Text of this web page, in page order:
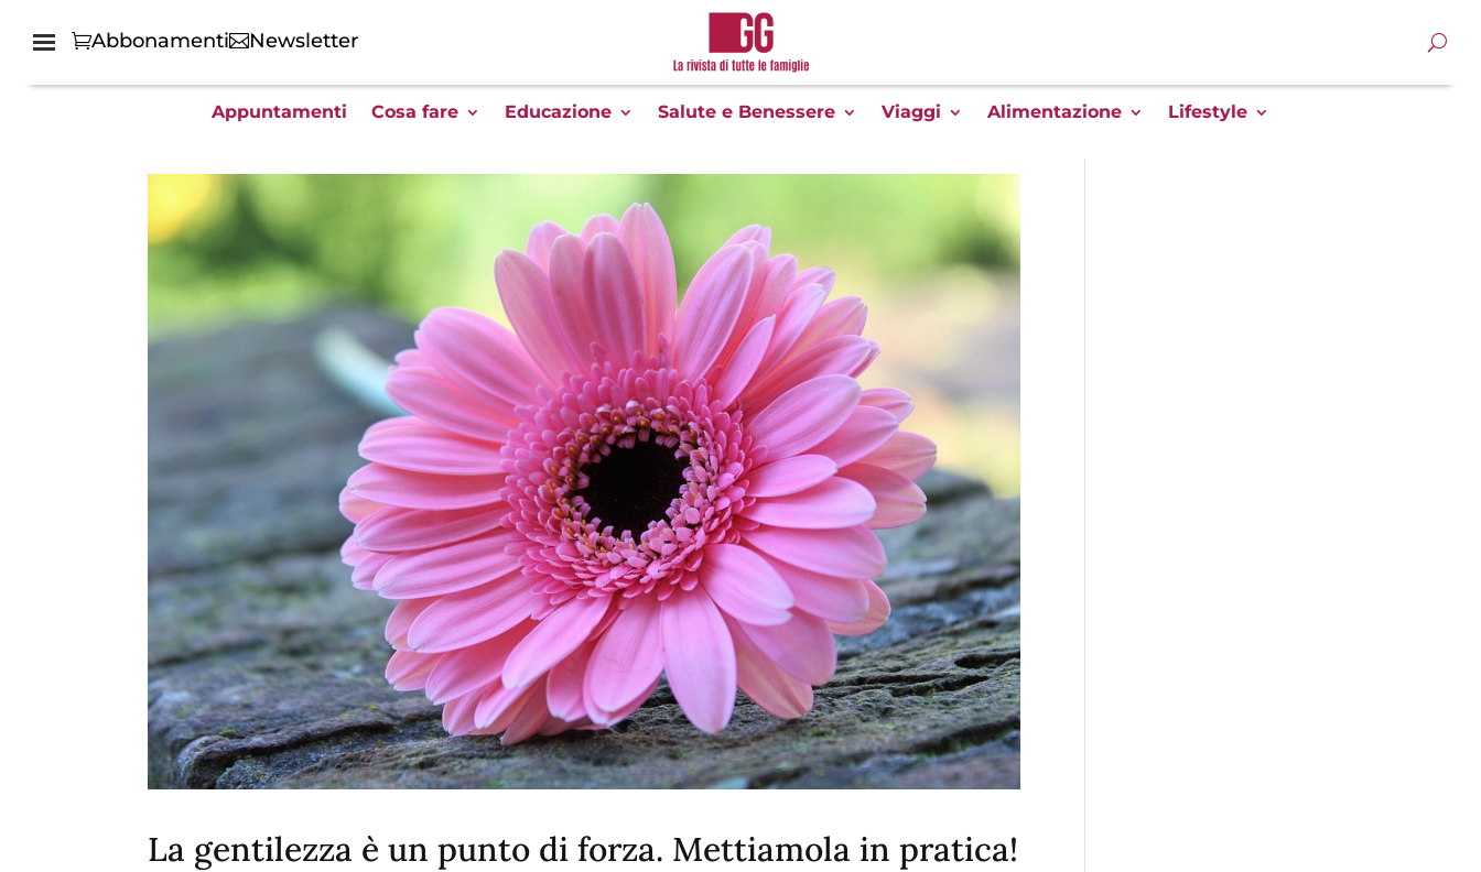
Abbonamenti Newsletter
Appuntamenti Cosa fare Educazione Salute e Benessere Viaggi Alimentazione Lifestyle
La gentilezza è un punto di forza. Mettiamola in pratica!